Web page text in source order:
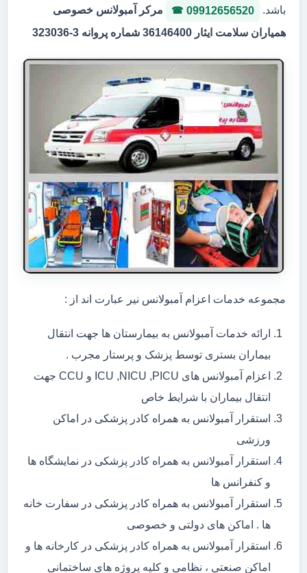
باشد.
09912656520
مرکر آمبولانس خصوصی
همیاران سلامت ایثار 36146400 شماره پروانه 3-323036
مجموعه خدمات اعزام آمبولانس نیر عبارت اند از :
ارائه خدمات آمبولانس به بیمارستان ها جهت انتقال
بیماران بستری توسط پزشک و پرستار مجرب .
اعزام آمبولانس های ICU ,NICU ,PICU و CCU جهت
انتقال بیماران با شرایط خاص
استقرار آمبولانس به همراه کادر پزشکی در اماکن
ورزشی
استقرار آمبولانس به همراه کادر پزشکی در نمایشگاه ها
و کنفرانس ها
استقرار آمبولانس به همراه کادر پزشکی در سفارت خانه
ها . اماکن های دولتی و خصوصی
استقرار آمبولانس به همراه کادر پزشکی در کارخانه ها و
اماکن صنعتی ، نظامی و کلیه پروژه های ساختمانی